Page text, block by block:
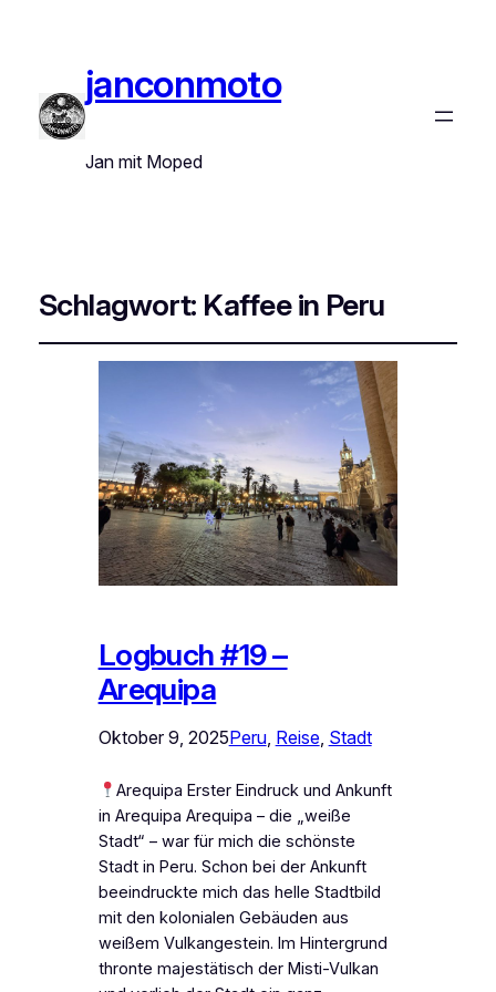
janconmoto
Jan mit Moped
Schlagwort: Kaffee in Peru
Logbuch #19 –
Arequipa
Oktober 9, 2025Peru, Reise, Stadt
Arequipa Erster Eindruck und Ankunft
in Arequipa Arequipa – die „weiße
Stadt“ – war für mich die schönste
Stadt in Peru. Schon bei der Ankunft
beeindruckte mich das helle Stadtbild
mit den kolonialen Gebäuden aus
weißem Vulkangestein. Im Hintergrund
thronte majestätisch der Misti-Vulkan